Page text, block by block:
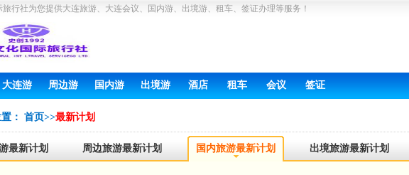
旅行社为您提供大连旅游、大连会议、国内游、出境游、租车、签证办理等服务！
大连游 周边游 国内游 出境游 酒店 租车 会议 签证
： 首页>>最新计划
最新计划 周边旅游最新计划 国内旅游最新计划 出境旅游最新计划